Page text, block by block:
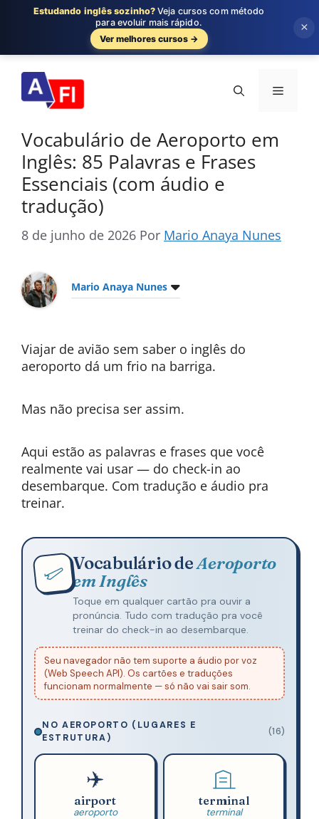
para
conteúdo
Menu
Vocabulário de Aeroporto em
Inglês: 85 Palavras e Frases
Essenciais (com áudio e
tradução)
8 de junho de 2026 Por Mario Anaya Nunes
Mario Anaya Nunes
Viajar de avião sem saber o inglês do
aeroporto dá um frio na barriga.
Mas não precisa ser assim.
Aqui estão as palavras e frases que você
realmente vai usar — do check-in ao
desembarque. Com tradução e áudio pra
treinar.
Vocabulário deAeroporto
em Inglês
Toque em qualquer cartão pra ouvir a
pronúncia. Tudo com tradução pra você
treinar do check-in ao desembarque.
Seu navegador não tem suporte a áudio por voz
(Web Speech API). Os cartões e traduções
funcionam normalmente — só não vai sair som.
NO AEROPORTO (LUGARES E
ESTRUTURA)
(16)
✈️
airport
aeroporto
terminal
terminal
Estudando inglês sozinho? Veja cursos com método
para evoluir mais rápido.
Ver melhores cursos →
×